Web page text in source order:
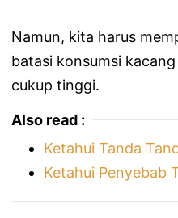
Namun, kita harus
batasi konsumsi
cukup tinggi.
Also read :
Ketahui Tanda
Ketahui Penyebab